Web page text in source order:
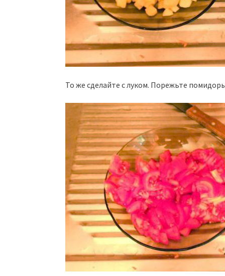
То же сделайте с луком. Порежьте